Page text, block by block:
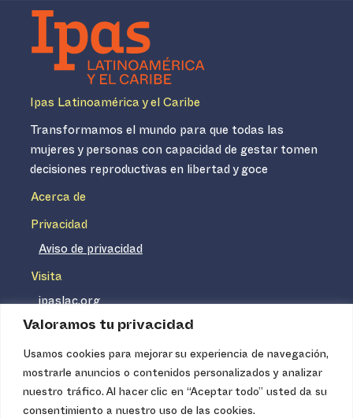
Valoramos tu privacidad
Usamos cookies para mejorar su experiencia de navegación,
mostrarle anuncios o contenidos personalizados y analizar
nuestro tráfico. Al hacer clic en “Aceptar todo” usted da su
consentimiento a nuestro uso de las cookies.
Ipas Latinoamérica y el Caribe
Transformamos el mundo para que todas las
mujeres y personas con capacidad de gestar tomen
decisiones reproductivas en libertad y goce
Acerca de
Privacidad
Aviso de privacidad
Visita
ipaslac.org
ipasmexico.org
Ipas no es un distribuidor de insumos médicos. Nuestros
servicios se concentran, entre otros, en la difusión de